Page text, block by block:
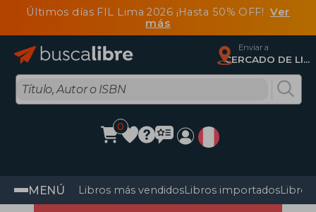
Últimos días FIL Lima 2026 ¡Hasta 50% OFF!Ver
más
Enviar a
CERCADO DE LIMA, Lima
0
MENÚ Libros más vendidosLibros importadosLibros